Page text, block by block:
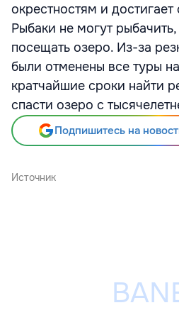
окрестностям и
Рыбаки не могут
посещать озеро. Из-за
были отменены все туры
кратчайшие сроки найти
спасти озеро с
Подпишитесь на
Источник